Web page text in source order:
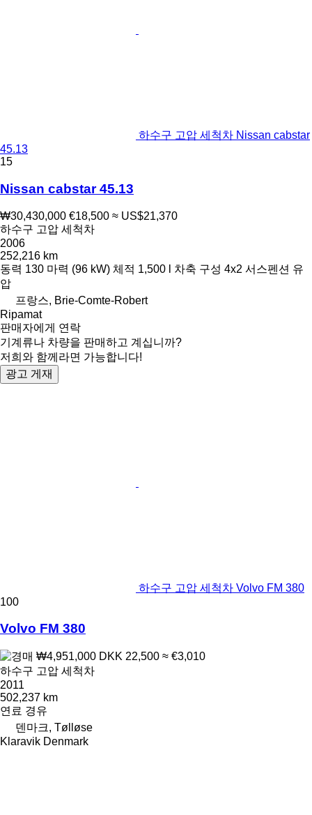
하수구 고압 세척차 Nissan cabstar
45.13
15
Nissan cabstar 45.13
₩30,430,000 €18,500 ≈ US$21,370
하수구 고압 세척차
2006
252,216 km
동력 130 마력 (96 kW) 체적 1,500 l 차축 구성 4x2 서스펜션 유
압
프랑스, Brie-Comte-Robert
Ripamat
판매자에게 연락
기계류나 차량을 판매하고 계십니까?
저희와 함께라면 가능합니다!
광고 게재
하수구 고압 세척차 Volvo FM 380
100
Volvo FM 380
₩4,951,000 DKK 22,500 ≈ €3,010
하수구 고압 세척차
2011
502,237 km
연료 경유
덴마크, Tølløse
Klaravik Denmark